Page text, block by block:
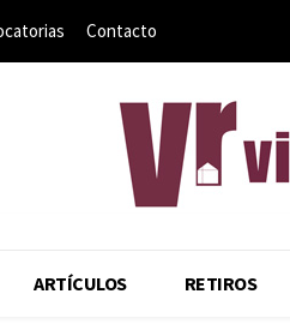
Contacto
ARTÍCULOS RETIROS